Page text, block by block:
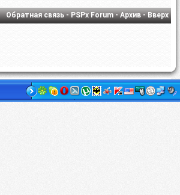
Обратная связь-PSPx Forum-Архив-Вверх